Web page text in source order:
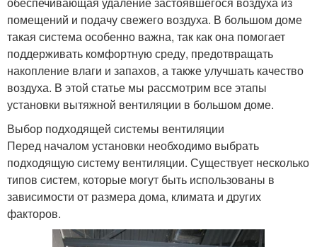
помещений и подачу свежего воздуха. В большом доме
такая система особенно важна, так как она помогает
поддерживать комфортную среду, предотвращать
накопление влаги и запахов, а также улучшать качество
воздуха. В этой статье мы рассмотрим все этапы
установки вытяжной вентиляции в большом доме.
Выбор подходящей системы вентиляции
Перед началом установки необходимо выбрать
подходящую систему вентиляции. Существует несколько
типов систем, которые могут быть использованы в
зависимости от размера дома, климата и других
факторов.